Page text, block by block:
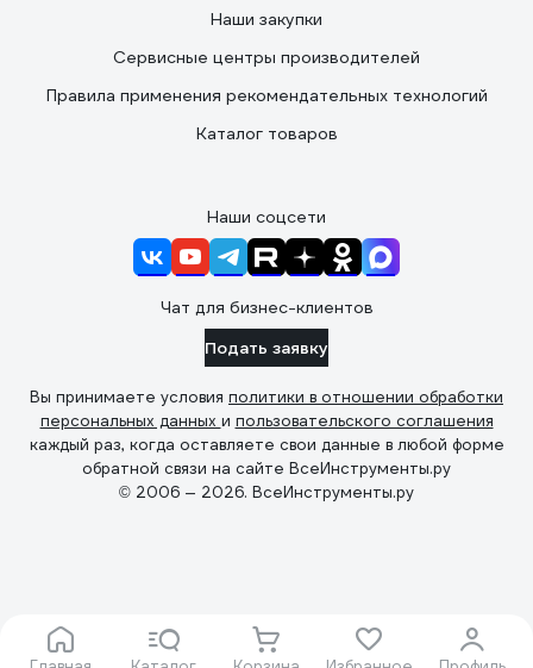
Наши закупки
Сервисные центры производителей
Правила применения рекомендательных технологий
Каталог товаров
Наши соцсети
Чат для бизнес-клиентов
Подать заявку
Вы принимаете условия политики в отношении обработки
персональных данных и пользовательского соглашения
каждый раз, когда оставляете свои данные в любой форме
обратной связи на сайте ВсеИнструменты.ру
© 2006 — 2026. ВсеИнструменты.ру